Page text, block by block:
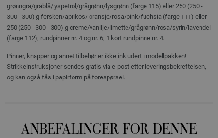
grønngrå/gråblå/lyspetrol/grågrønn/lysgrønn (farge 115) eller 250 (250 -
300 - 300) g fersken/aprikos/ oransje/rosa/pink/fuchsia (farge 111) eller
250 (250 - 300 - 300) g creme/vanilje/limette/grågrønn/rosa/syrin/lavendel
(farge 112); rundpinner nr. 4 og nr. 6; 1 kort rundpinne nr. 4.
Pinner, knapper og annet tilbehør er ikke inkludert i modellpakken!
Strikkeinstruksjoner sendes gratis via e-post etter leveringsbekreftelsen,
og kan også fås i papirform på forespørsel.
ANBEFALINGER FOR DENNE